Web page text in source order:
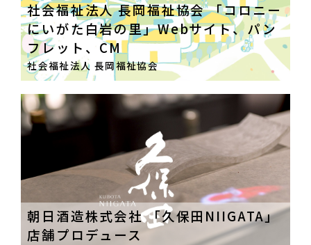
社会福祉法人 長岡福祉協会 「コロニー
にいがた白岩の里」Webサイト、パン
フレット、CM
社会福祉法人 長岡福祉協会
朝日酒造株式会社 「久保田NIIGATA」
店舗プロデュース